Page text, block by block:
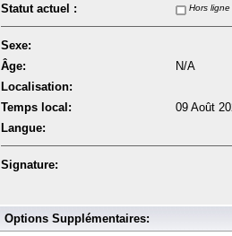
Statut actuel :
Hors ligne
Sexe:
Âge:
N/A
Localisation:
Temps local:
09 Août
Langue:
Signature:
Options Supplémentaires: